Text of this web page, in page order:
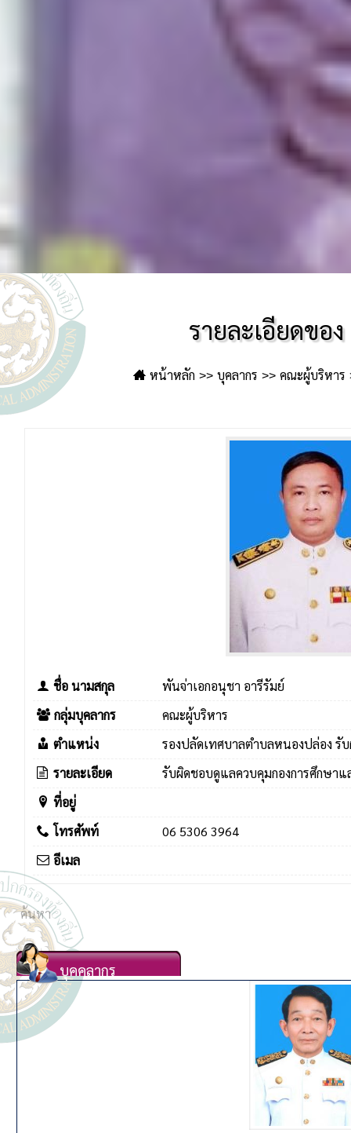
รายละเอียดขอ
หน้าหลัก บุคลากร คณะผู้บริหาร
ชื่อ นามสกุล
พันจ่าเอกอนุชา อารีรัมย์
กลุ่มบุคลากร
คณะผู้บริหาร
ตำแหน่ง
รองปลัดเทศบาลตำบลหนองปล่อง
รายละเอียด
รับผิดชอบดูแลควบคุมกองการศึกษา
ที่อยู่
โทรศัพท์
06 5306 3964
อีเมล
บุคคลากร